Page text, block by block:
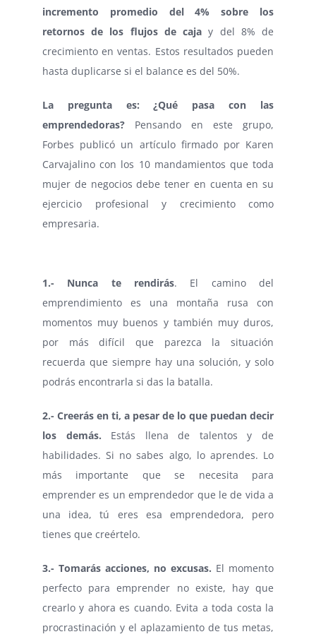
incremento promedio del 4% sobre los
retornos de los flujos de caja y del 8% de
crecimiento en ventas. Estos resultados pueden
hasta duplicarse si el balance es del 50%.
La pregunta es: ¿Qué pasa con las
emprendedoras? Pensando en este grupo,
Forbes publicó un artículo firmado por Karen
Carvajalino con los 10 mandamientos que toda
mujer de negocios debe tener en cuenta en su
ejercicio profesional y crecimiento como
empresaria.
1.- Nunca te rendirás. El camino del
emprendimiento es una montaña rusa con
momentos muy buenos y también muy duros,
por más difícil que parezca la situación
recuerda que siempre hay una solución, y solo
podrás encontrarla si das la batalla.
2.- Creerás en ti, a pesar de lo que puedan decir
los demás. Estás llena de talentos y de
habilidades. Si no sabes algo, lo aprendes. Lo
más importante que se necesita para
emprender es un emprendedor que le de vida a
una idea, tú eres esa emprendedora, pero
tienes que creértelo.
3.- Tomarás acciones, no excusas. El momento
perfecto para emprender no existe, hay que
crearlo y ahora es cuando. Evita a toda costa la
procrastinación y el aplazamiento de tus metas,